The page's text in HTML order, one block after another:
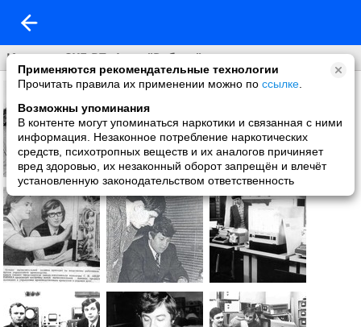
Применяются рекомендательные технологии
Прочитать правила их применении можно по ссылке
Возможны упоминания
В контенте могут упоминаться наркотики и связанная с ними
информация. Незаконное потребление наркотических
средств, психотропных веществ и их аналогов причиняет
вред здоровью, их незаконный оборот запрещён и влечёт
установленную законодательством ответственность
История СКБ ВТ. Фото "Работа"